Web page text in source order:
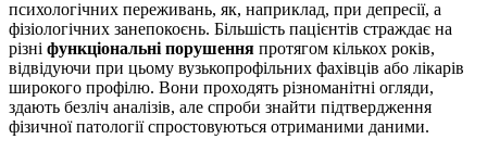
психологічних переживань, як, наприклад, при депресії, а
фізіологічних занепокоєнь. Більшість пацієнтів страждає на
різні функціональні порушення протягом кількох років,
відвідуючи при цьому вузькопрофільних фахівців або лікарів
широкого профілю. Вони проходять різноманітні огляди,
здають безліч аналізів, але спроби знайти підтвердження
фізичної патології спростовуються отриманими даними.